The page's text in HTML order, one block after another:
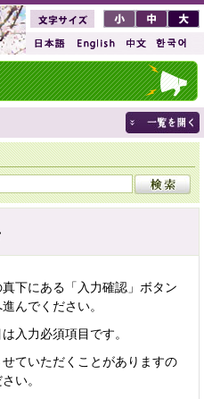
下にある「入力確認」ボタン
んでください。
入力必須項目です。
ていただくことがありますの
い。